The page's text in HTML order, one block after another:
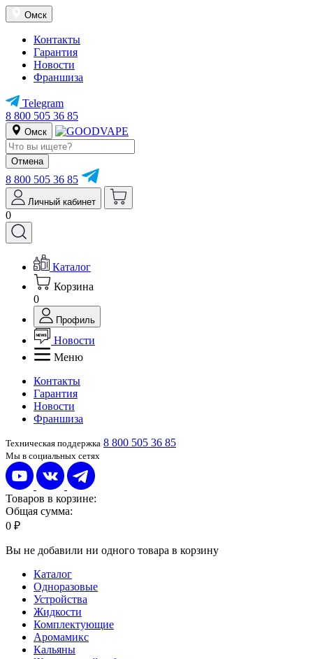
Омск
Контакты
Гарантия
Новости
Франшиза
Telegram
8 800 505 36 85
Омск
Отмена
8 800 505 36 85
Личный кабинет
0
Каталог
Корзина
0
Профиль
Новости
Меню
Контакты
Гарантия
Новости
Франшиза
Техническая поддержка 8 800 505 36 85
Мы в социальных сетях
Товаров в корзине:
Общая сумма:
0 ₽
Вы не добавили ни одного товара в корзину
Каталог
Одноразовые
Устройства
Жидкости
Комплектующие
Аромамикс
Кальяны